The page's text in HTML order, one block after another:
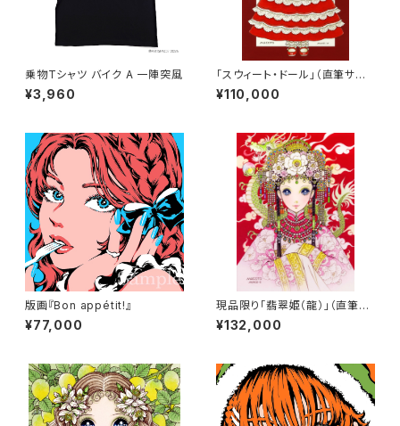
乗物Tシャツ バイク A 一陣突風
¥3,960
「スウィート・ドール」（直筆サイ
ン入り）
¥110,000
版画『Bon appétit!』
¥77,000
現品限り「翡翠姫（龍）」（直筆サ
イン入り）
¥132,000